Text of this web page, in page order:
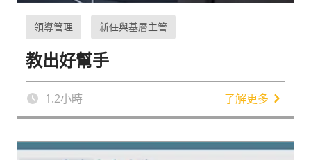
領導管理 新任與基層主管
教出好幫手
1.2小時 了解更多